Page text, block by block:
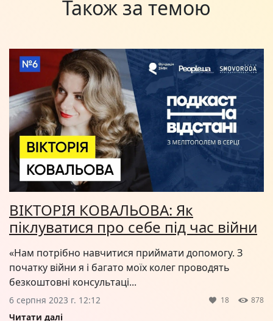
Також за темою
ВІКТОРІЯ КОВАЛЬОВА: Як
піклуватися про себе під час війни
«Нам потрібно навчитися приймати допомогу. З
початку війни я і багато моїх колег проводять
безкоштовні консультаці...
6 серпня 2023 г. 12:12 18 878
Читати далі